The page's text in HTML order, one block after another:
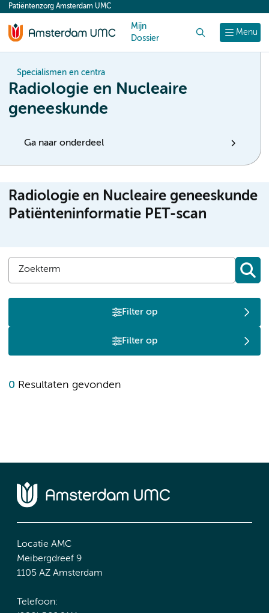
content
Menu
Patiëntenzorg Amsterdam UMC
Mijn
Dossier
Specialismen en centra
Radiologie en Nucleaire
geneeskunde
Ga naar onderdeel
Radiologie en Nucleaire geneeskunde
Patiënteninformatie PET-scan
Filter op
Filter op
0 Resultaten gevonden
Locatie AMC
Meibergdreef 9
1105 AZ Amsterdam
Telefoon: